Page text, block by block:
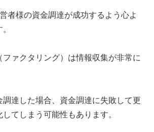
者様の資金調達が成功するよう心よ
ファクタリング）は情報収集が非常に
調達した場合、資金調達に失敗して更
てしまう可能性もあります。